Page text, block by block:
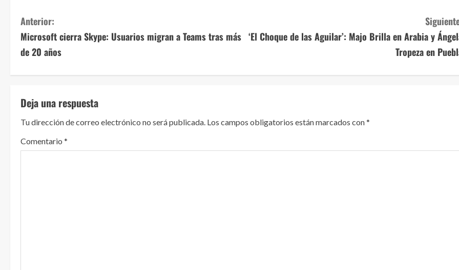
S
i
e
l
e
Anterior:
Microsoft cierra Skype: Usuarios migran a Teams tras más
de 20 años
‘El Choque de las Aguilar’: Majo Brilla en Arabia y
Tropeza en
Deja una respuesta
Tu dirección de correo electrónico no será publicada. Los campos obligatorios están marcados con*
Comentario *